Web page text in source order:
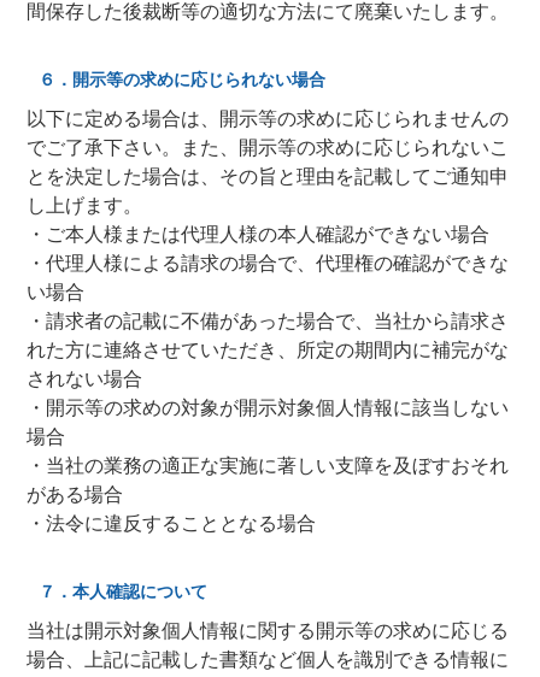
間保存した後裁断等の適切な方法にて廃棄いたします。
６．開示等の求めに応じられない場合
以下に定める場合は、開示等の求めに応じられませんの
でご了承下さい。また、開示等の求めに応じられないこ
とを決定した場合は、その旨と理由を記載してご通知申
し上げます。
・ご本人様または代理人様の本人確認ができない場合
・代理人様による請求の場合で、代理権の確認ができな
い場合
・請求者の記載に不備があった場合で、当社から請求さ
れた方に連絡させていただき、所定の期間内に補完がな
されない場合
・開示等の求めの対象が開示対象個人情報に該当しない
場合
・当社の業務の適正な実施に著しい支障を及ぼすおそれ
がある場合
・法令に違反することとなる場合
７．本人確認について
当社は開示対象個人情報に関する開示等の求めに応じる
場合、上記に記載した書類など個人を識別できる情報に